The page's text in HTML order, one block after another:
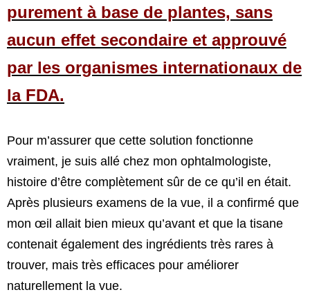
purement à base de plantes, sans
aucun effet secondaire et approuvé
par les organismes internationaux de
la FDA.
Pour m’assurer que cette solution fonctionne
vraiment, je suis allé chez mon ophtalmologiste,
histoire d’être complètement sûr de ce qu’il en était.
Après plusieurs examens de la vue, il a confirmé que
mon œil allait bien mieux qu’avant et que la tisane
contenait également des ingrédients très rares à
trouver, mais très efficaces pour améliorer
naturellement la vue.